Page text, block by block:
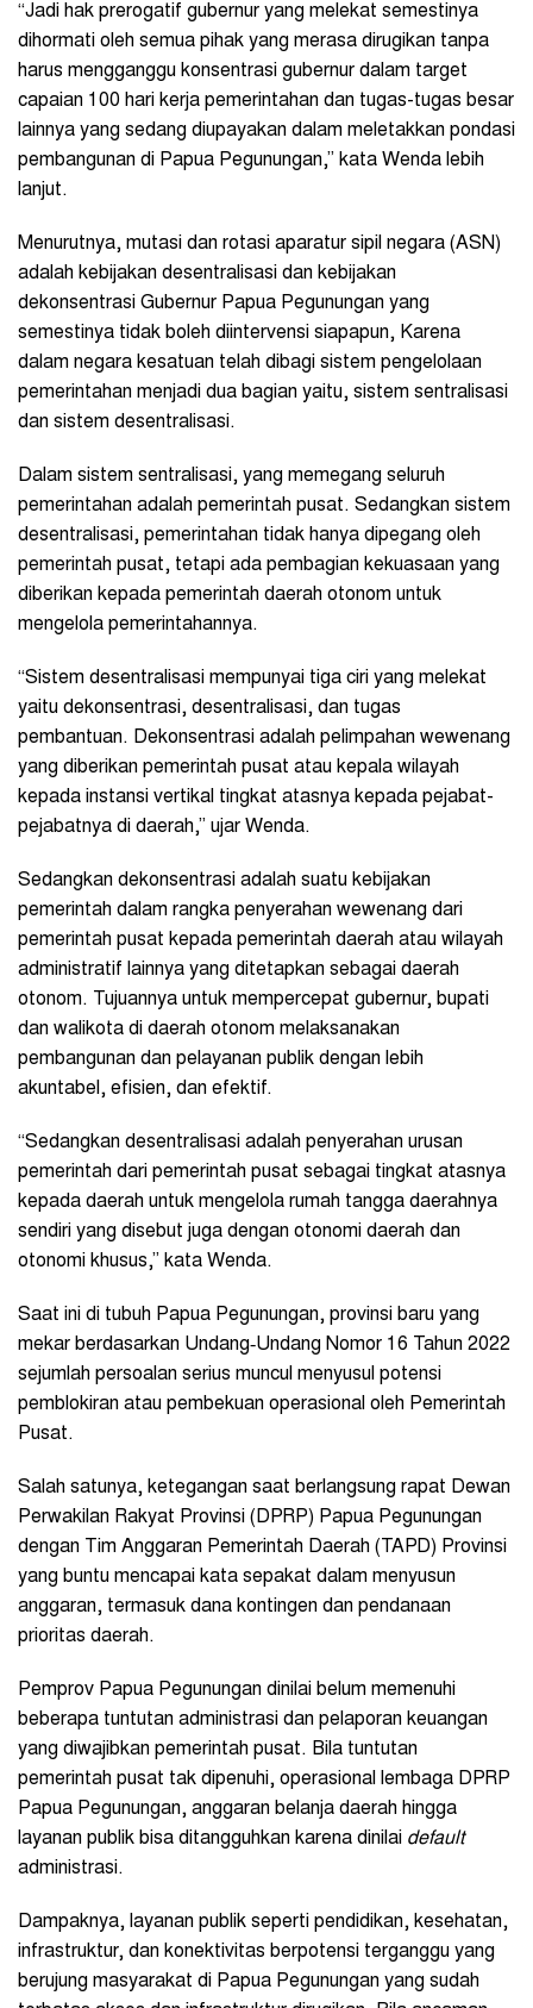
“Jadi hak prerogatif gubernur yang melekat semestinya
dihormati oleh semua pihak yang merasa dirugikan tanpa
harus mengganggu konsentrasi gubernur dalam target
capaian 100 hari kerja pemerintahan dan tugas-tugas besar
lainnya yang sedang diupayakan dalam meletakkan pondasi
pembangunan di Papua Pegunungan,” kata Wenda lebih
lanjut.
Menurutnya, mutasi dan rotasi aparatur sipil negara (ASN)
adalah kebijakan desentralisasi dan kebijakan
dekonsentrasi Gubernur Papua Pegunungan yang
semestinya tidak boleh diintervensi siapapun, Karena
dalam negara kesatuan telah dibagi sistem pengelolaan
pemerintahan menjadi dua bagian yaitu, sistem sentralisasi
dan sistem desentralisasi.
Dalam sistem sentralisasi, yang memegang seluruh
pemerintahan adalah pemerintah pusat. Sedangkan sistem
desentralisasi, pemerintahan tidak hanya dipegang oleh
pemerintah pusat, tetapi ada pembagian kekuasaan yang
diberikan kepada pemerintah daerah otonom untuk
mengelola pemerintahannya.
“Sistem desentralisasi mempunyai tiga ciri yang melekat
yaitu dekonsentrasi, desentralisasi, dan tugas
pembantuan. Dekonsentrasi adalah pelimpahan wewenang
yang diberikan pemerintah pusat atau kepala wilayah
kepada instansi vertikal tingkat atasnya kepada pejabat-
pejabatnya di daerah,” ujar Wenda.
Sedangkan dekonsentrasi adalah suatu kebijakan
pemerintah dalam rangka penyerahan wewenang dari
pemerintah pusat kepada pemerintah daerah atau wilayah
administratif lainnya yang ditetapkan sebagai daerah
otonom. Tujuannya untuk mempercepat gubernur, bupati
dan walikota di daerah otonom melaksanakan
pembangunan dan pelayanan publik dengan lebih
akuntabel, efisien, dan efektif.
“Sedangkan desentralisasi adalah penyerahan urusan
pemerintah dari pemerintah pusat sebagai tingkat atasnya
kepada daerah untuk mengelola rumah tangga daerahnya
sendiri yang disebut juga dengan otonomi daerah dan
otonomi khusus,” kata Wenda.
Saat ini di tubuh Papua Pegunungan, provinsi baru yang
mekar berdasarkan Undang‑Undang Nomor 16 Tahun 2022
sejumlah persoalan serius muncul menyusul potensi
pemblokiran atau pembekuan operasional oleh Pemerintah
Pusat.
Salah satunya, ketegangan saat berlangsung rapat Dewan
Perwakilan Rakyat Provinsi (DPRP) Papua Pegunungan
dengan Tim Anggaran Pemerintah Daerah (TAPD) Provinsi
yang buntu mencapai kata sepakat dalam menyusun
anggaran, termasuk dana kontingen dan pendanaan
prioritas daerah.
Pemprov Papua Pegunungan dinilai belum memenuhi
beberapa tuntutan administrasi dan pelaporan keuangan
yang diwajibkan pemerintah pusat. Bila tuntutan
pemerintah pusat tak dipenuhi, operasional lembaga DPRP
Papua Pegunungan, anggaran belanja daerah hingga
layanan publik bisa ditangguhkan karena dinilai default
administrasi.
Dampaknya, layanan publik seperti pendidikan, kesehatan,
infrastruktur, dan konektivitas berpotensi terganggu yang
berujung masyarakat di Papua Pegunungan yang sudah